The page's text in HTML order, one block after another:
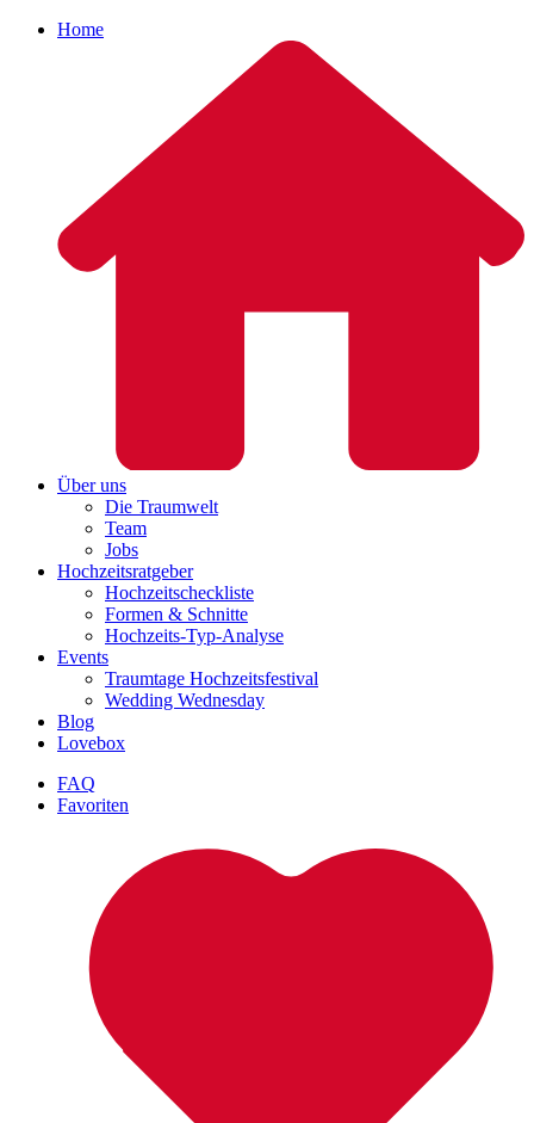
Home
Über uns
Die Traumwelt
Team
Jobs
Hochzeitsratgeber
Hochzeitscheckliste
Formen & Schnitte
Hochzeits-Typ-Analyse
Events
Traumtage Hochzeitsfestival
Wedding Wednesday
Blog
Lovebox
FAQ
Favoriten